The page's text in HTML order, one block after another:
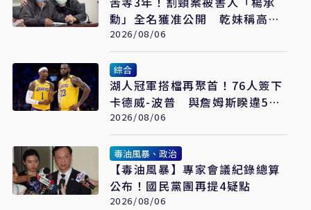
勳」全名獲准公開 乾妹稱高額
賠償恐毀她未來
2026/08/06
綜合
湖人冠軍搭檔再聚首！76人簽下
卡德威-波普 與詹姆斯睽違5年
重逢
2026/08/06
毒油風暴、政治
【毒油風暴】專家會議紀錄總算
公布！國民黨團再提4疑點
2026/08/06